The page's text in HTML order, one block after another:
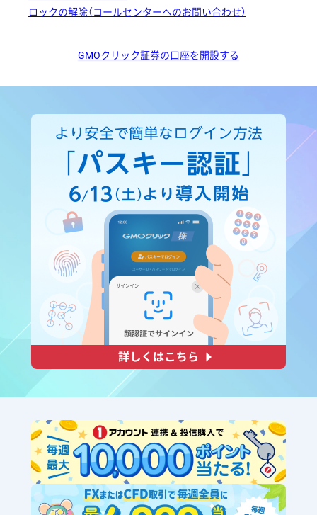
ロックの解除（コールセンターへのお問い合わせ）
GMOクリック証券の口座を開設する